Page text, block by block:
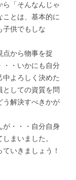
ら「そんなんじゃ
とは、基本的に
子供でもしな
から物事を捉
・・いかにも自分
よろしく決めた
としての資質を問
う解決すべきかが
・・・自分自身
まいました。
いきましょう！